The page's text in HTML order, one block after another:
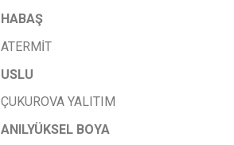
HABAŞ
ATERMİT
USLU
ÇUKUROVA YALITIM
ANILYÜKSEL BOYA